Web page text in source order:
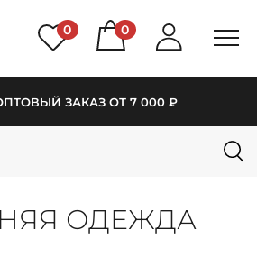
0 0
ЗАКАЗ ОТ 7 000 ₽
ОДЕЖДА